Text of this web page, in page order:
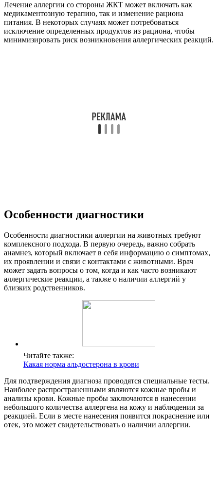
Лечение аллергии со стороны ЖКТ может включать как
медикаментозную терапию, так и изменение рациона
питания. В некоторых случаях может потребоваться
исключение определенных продуктов из рациона, чтобы
минимизировать риск возникновения аллергических реакций.
Особенности диагностики
Особенности диагностики аллергии на животных требуют
комплексного подхода. В первую очередь, важно собрать
анамнез, который включает в себя информацию о симптомах,
их проявлении и связи с контактами с животными. Врач
может задать вопросы о том, когда и как часто возникают
аллергические реакции, а также о наличии аллергий у
близких родственников.
Читайте также:
Какая норма альдостерона в крови
Для подтверждения диагноза проводятся специальные тесты.
Наиболее распространенными являются кожные пробы и
анализы крови. Кожные пробы заключаются в нанесении
небольшого количества аллергена на кожу и наблюдении за
реакцией. Если в месте нанесения появится покраснение или
отек, это может свидетельствовать о наличии аллергии.